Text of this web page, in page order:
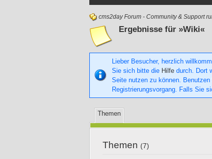
cms2day Forum - Community & Support
Ergebnisse für »Wiki«
Lieber Besucher, herzlich
Sie sich bitte die Hilfe durch. Dort
Seite nutzen zu können. Benutzen
Registrierungsvorgang. Falls Sie
Themen
Themen (7)